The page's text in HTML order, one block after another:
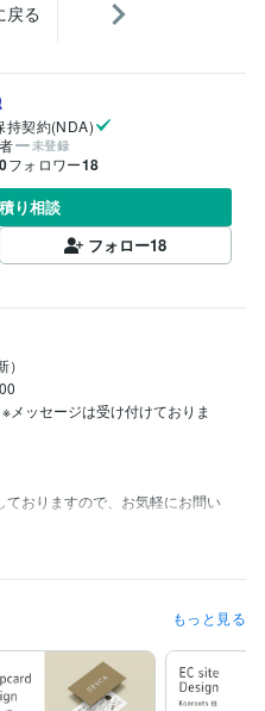
戻る
持契約(NDA)
未登録
フォロワー18
り相談
フォロー18
00
ッセージは受け付けておりま
おりますので、お気軽にお問い
なることがあります。
数 : 1年
事務） 経験年数 : 10年
もっと見る